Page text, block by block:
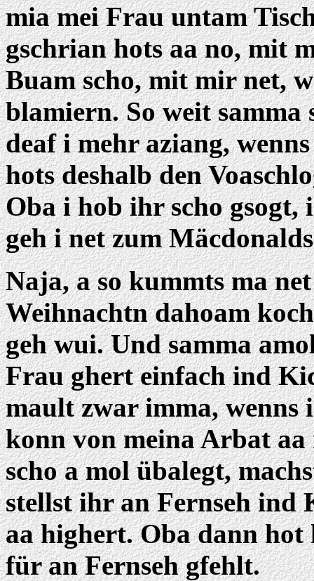
mia mei Frau untam
gschrian hots aa no, mit
Buam scho, mit mir net,
blamiern. So weit samma
deaf i mehr aziang,
hots deshalb den
Oba i hob ihr scho
geh i net zum
Naja, a so kummts ma
Weihnachtn dahoam
geh wui. Und samma
Frau ghert einfach ind
mault zwar imma, wenns
konn von meina Arbat
scho a mol übalegt,
stellst ihr an Fernseh ind
aa highert. Oba dann
für an Fernseh gfehlt.